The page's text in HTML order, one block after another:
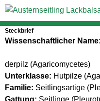
Steckbrief
Wissenschaftlicher Name:
derpilz (Agaricomycetes)
Unterklasse: Hutpilze
Familie: Seitlingsartige
Gattung: Seitlinge